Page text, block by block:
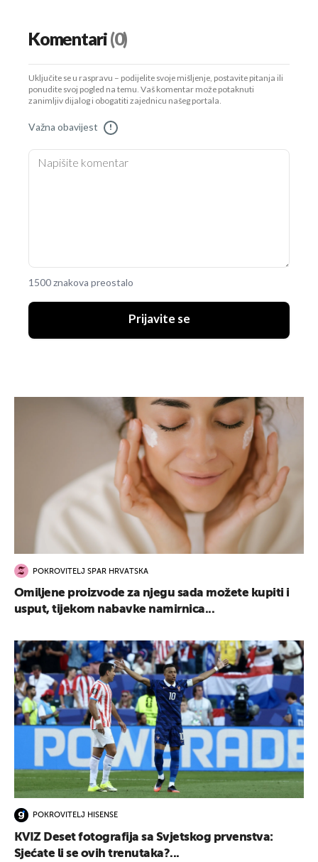
Komentari(0)
Uključite se u raspravu – podijelite svoje mišljenje, postavite pitanja ili
ponudite svoj pogled na temu. Vaš komentar može potaknuti
zanimljiv dijalog i obogatiti zajednicu našeg portala.
Važna obavijest !
1500 znakova preostalo
Prijavite se
POKROVITELJ SPAR HRVATSKA
Omiljene proizvode za njegu sada možete kupiti i
usput, tijekom nabavke namirnica...
POKROVITELJ HISENSE
KVIZ Deset fotografija sa Svjetskog prvenstva:
Sjećate li se ovih trenutaka?...